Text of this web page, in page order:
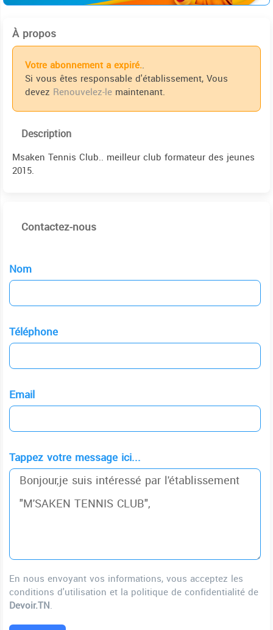
À propos
Votre abonnement a expiré..
Si vous êtes responsable d'établissement, Vous
devez Renouvelez-le maintenant.
Description
Msaken Tennis Club.. meilleur club formateur des jeunes
2015.
Contactez-nous
Nom
Téléphone
Email
Tappez votre message ici...
En nous envoyant vos informations, vous acceptez les
conditions d'utilisation et la politique de confidentialité de
Devoir.TN.